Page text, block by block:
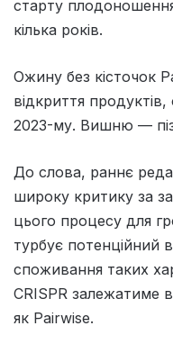
старту
кілька років.
Ожину без кісточок
відкриття
2023-му. Вишню —
До слова, раннє
широку критику за
цього процесу для
турбує потенційний
споживання таких
CRISPR залежатиме
як Pairwise.